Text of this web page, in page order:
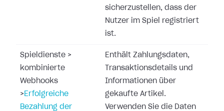
sicherzustellen, dass der
Nutzer im Spiel registriert
ist.
Spieldienste >
kombinierte
Webhooks
> Erfolgreiche
Bezahlung der
Enthält Zahlungsdaten,
Transaktionsdetails und
Informationen über
gekaufte Artikel.
Verwenden Sie die Daten